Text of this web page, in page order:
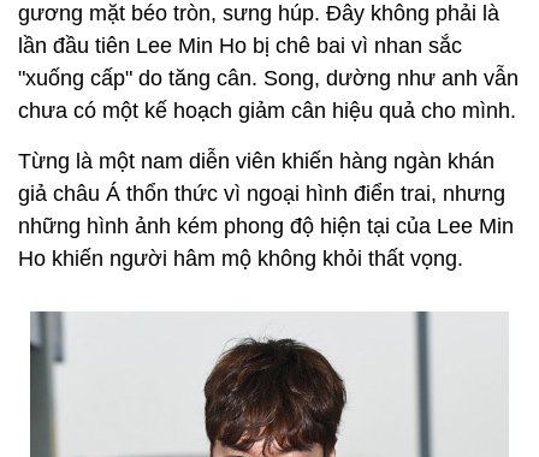
gương mặt béo tròn, sưng húp. Đây không phải là
lần đầu tiên Lee Min Ho bị chê bai vì nhan sắc
"xuống cấp" do tăng cân. Song, dường như anh vẫn
chưa có một kế hoạch giảm cân hiệu quả cho mình.
Từng là một nam diễn viên khiến hàng ngàn khán
giả châu Á thổn thức vì ngoại hình điển trai, nhưng
những hình ảnh kém phong độ hiện tại của Lee Min
Ho khiến người hâm mộ không khỏi thất vọng.